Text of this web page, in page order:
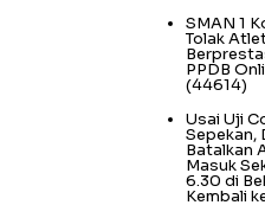
SMAN 1
Tolak
PPDB
(44614)
Usai Uji
Sepekan,
Batalkan
Masuk
6.30 di
Kembali